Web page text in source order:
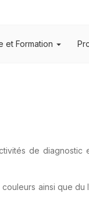
et Formation
de diagnostic
ainsi que du